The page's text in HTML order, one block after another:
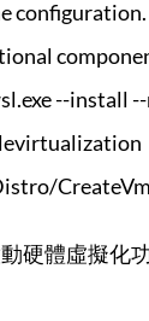
configuration.
--install
硬體虛擬